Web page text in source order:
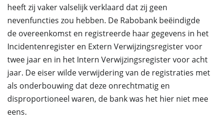
heeft zij vaker valselijk verklaard dat zij geen
nevenfuncties zou hebben. De Rabobank beëindigde
de overeenkomst en registreerde haar gegevens in het
Incidentenregister en Extern Verwijzingsregister voor
twee jaar en in het Intern Verwijzingsregister voor acht
jaar. De eiser wilde verwijdering van de registraties met
als onderbouwing dat deze onrechtmatig en
disproportioneel waren, de bank was het hier niet mee
eens.